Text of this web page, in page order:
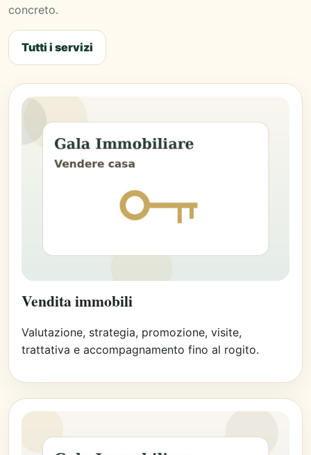
concreto.
Tutti i servizi
Vendita immobili
Valutazione, strategia, promozione, visite,
trattativa e accompagnamento fino al rogito.